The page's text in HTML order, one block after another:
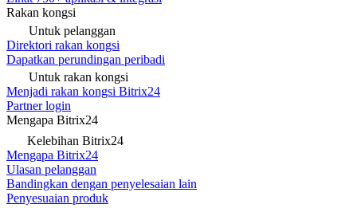
Rakan kongsi
Untuk pelanggan
Direktori rakan kongsi
Dapatkan perundingan peribadi
Untuk rakan kongsi
Menjadi rakan kongsi Bitrix24
Partner login
Mengapa Bitrix24
Kelebihan Bitrix24
Mengapa Bitrix24
Ulasan pelanggan
Bandingkan dengan penyelesaian lain
Penyesuaian produk